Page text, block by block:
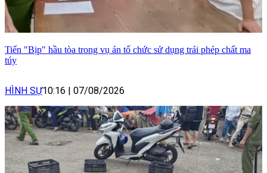
Tiến "Bịp" hầu tòa trong vụ án tổ chức sử dụng trái phép chất ma
túy
HÌNH SỰ10:16 07/08/2026